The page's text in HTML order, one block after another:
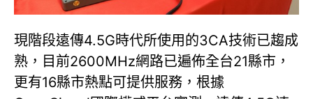
現階段遠傳4.5G時代所使用的3CA技術已趨成
熟，目前2600MHz網路已遍佈全台21縣市，
更有16縣市熱點可提供服務，根據